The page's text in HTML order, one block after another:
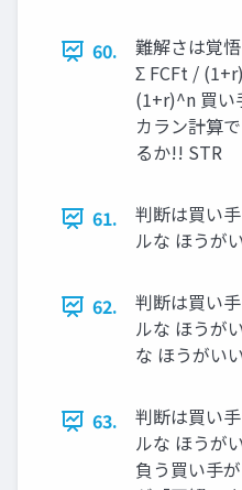
60.
難解さは覚
Σ FCFt /
(1+r)^n 買い
カラン計算
るか!! STR
61.
判断は買い
ルな ほうが
62.
判断は買い
ルな ほうが
な ほうがい
63.
判断は買い
ルな ほうが
負う買い手